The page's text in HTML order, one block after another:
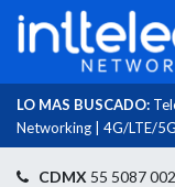
LO MAS BUSCADO:
Networking
4G/LTE/5G
CDMX 55 5087